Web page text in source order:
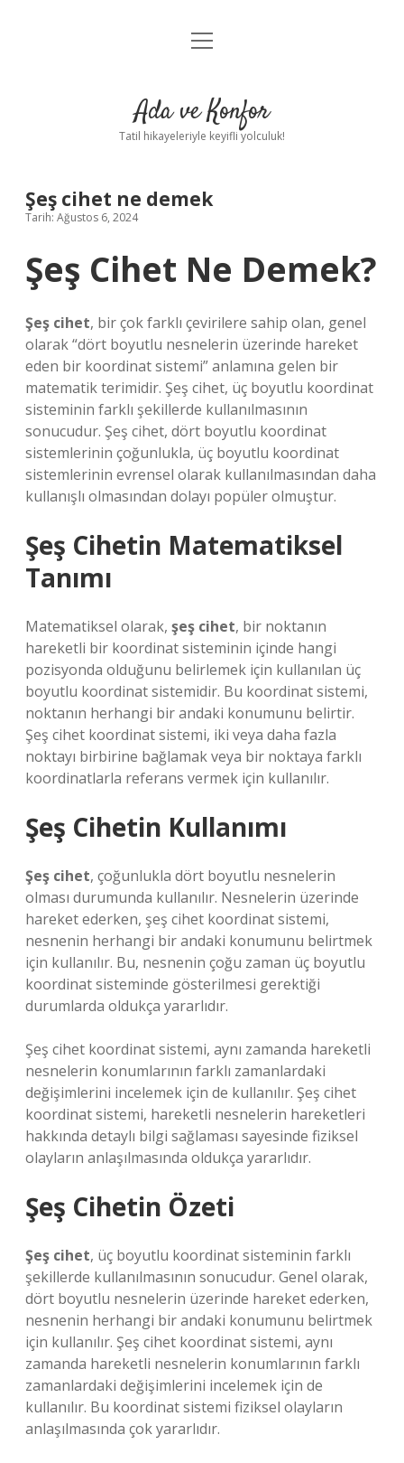
Anasayfa
Yasal Uyarı
menüyü
Ada ve Konfor
Tatil hikayeleriyle keyifli yolculuk!
Şeş cihet ne demek
Tarih: Ağustos 6, 2024
Şeş Cihet Ne Demek?
Şeş cihet, bir çok farklı çevirilere sahip olan, genel
olarak “dört boyutlu nesnelerin üzerinde hareket
eden bir koordinat sistemi” anlamına gelen bir
matematik terimidir. Şeş cihet, üç boyutlu koordinat
sisteminin farklı şekillerde kullanılmasının
sonucudur. Şeş cihet, dört boyutlu koordinat
sistemlerinin çoğunlukla, üç boyutlu koordinat
sistemlerinin evrensel olarak kullanılmasından daha
kullanışlı olmasından dolayı popüler olmuştur.
Şeş Cihetin Matematiksel
Tanımı
Matematiksel olarak, şeş cihet, bir noktanın
hareketli bir koordinat sisteminin içinde hangi
pozisyonda olduğunu belirlemek için kullanılan üç
boyutlu koordinat sistemidir. Bu koordinat sistemi,
noktanın herhangi bir andaki konumunu belirtir.
Şeş cihet koordinat sistemi, iki veya daha fazla
noktayı birbirine bağlamak veya bir noktaya farklı
koordinatlarla referans vermek için kullanılır.
Şeş Cihetin Kullanımı
Şeş cihet, çoğunlukla dört boyutlu nesnelerin
olması durumunda kullanılır. Nesnelerin üzerinde
hareket ederken, şeş cihet koordinat sistemi,
nesnenin herhangi bir andaki konumunu belirtmek
için kullanılır. Bu, nesnenin çoğu zaman üç boyutlu
koordinat sisteminde gösterilmesi gerektiği
durumlarda oldukça yararlıdır.
Şeş cihet koordinat sistemi, aynı zamanda hareketli
nesnelerin konumlarının farklı zamanlardaki
değişimlerini incelemek için de kullanılır. Şeş cihet
koordinat sistemi, hareketli nesnelerin hareketleri
hakkında detaylı bilgi sağlaması sayesinde fiziksel
olayların anlaşılmasında oldukça yararlıdır.
Şeş Cihetin Özeti
Şeş cihet, üç boyutlu koordinat sisteminin farklı
şekillerde kullanılmasının sonucudur. Genel olarak,
dört boyutlu nesnelerin üzerinde hareket ederken,
nesnenin herhangi bir andaki konumunu belirtmek
için kullanılır. Şeş cihet koordinat sistemi, aynı
zamanda hareketli nesnelerin konumlarının farklı
zamanlardaki değişimlerini incelemek için de
kullanılır. Bu koordinat sistemi fiziksel olayların
anlaşılmasında çok yararlıdır.